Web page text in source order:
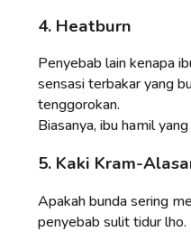
4. Heatburn
Penyebab lain kenapa
sensasi terbakar yang
tenggorokan.
Biasanya, ibu hamil
5. Kaki Kram-
Apakah bunda sering
penyebab sulit tidur lho.